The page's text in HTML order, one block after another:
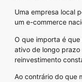
Uma empresa local
um e-commerce
O que importa é que
ativo de longo
reinvestimento
Ao contrário do que